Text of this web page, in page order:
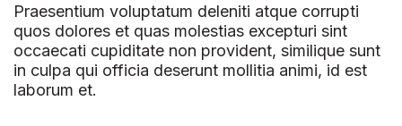
Praesentium voluptatum deleniti atque corrupti
quos dolores et quas molestias excepturi sint
occaecati cupiditate non provident, similique sunt
in culpa qui officia deserunt mollitia animi, id est
laborum et.